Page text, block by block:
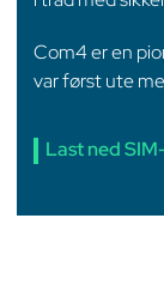
Com4 er en
var først ute
Last ned